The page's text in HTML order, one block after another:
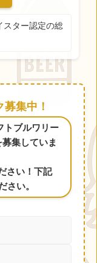
スター認定の総
集中！
ブルワリー
集していま
さい！下記
さい。